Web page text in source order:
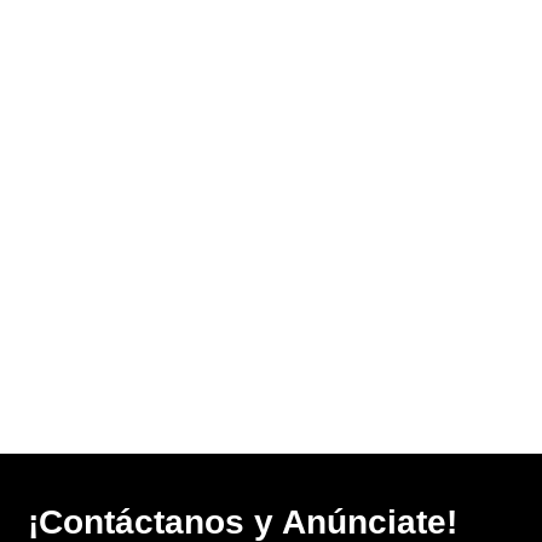
¡Contáctanos y Anúnciate!